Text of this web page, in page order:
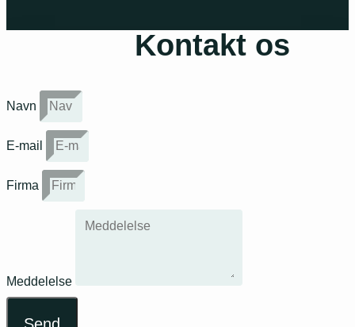
Kontakt os
Navn
E-mail
Firma
Meddelelse